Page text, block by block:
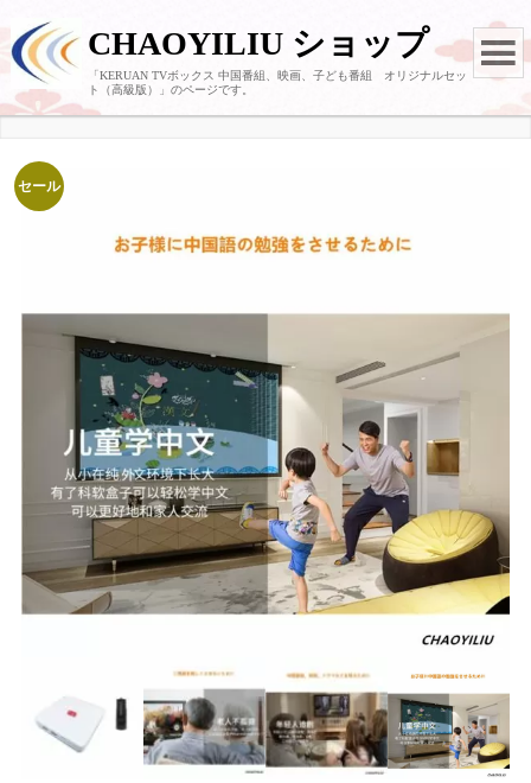
CHAOYILIU ショップ
「KERUAN TVボックス 中国番組、映画、子ども番組 オリジナルセッ
ト（高級版）」のページです。
セール